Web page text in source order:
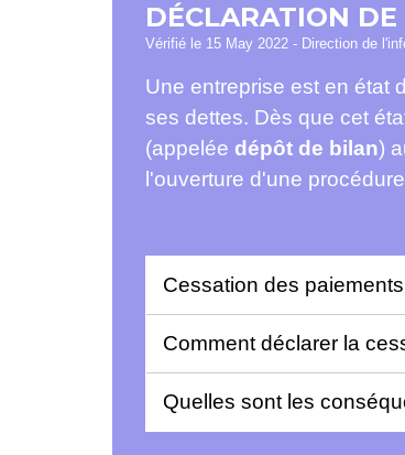
DÉCLARATION
Vérifié le 15 May 2022 - Direction de
Une entreprise est en état
ses dettes. Dès que cet
(appelée dépôt de bilan)
l'ouverture d'une
Cessation des
Comment déclarer la
Quelles sont les